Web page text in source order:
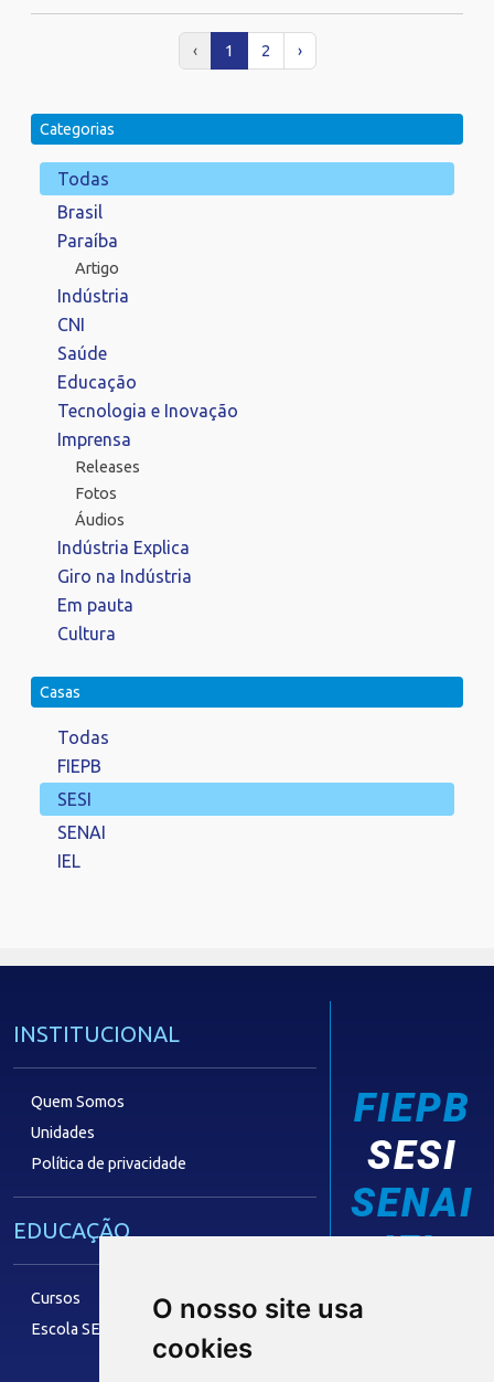
O nosso site usa
cookies
‹ 1 2 ›
Categorias
Todas
Brasil
Paraíba
Artigo
Indústria
CNI
Saúde
Educação
Tecnologia e Inovação
Imprensa
Releases
Fotos
Áudios
Indústria Explica
Giro na Indústria
Em pauta
Cultura
Casas
Todas
FIEPB
SESI
SENAI
IEL
INSTITUCIONAL
Quem Somos
Unidades
Política de privacidade
EDUCAÇÃO
Cursos
Escola SESI
FIEPB
SESI
SENAI
IEL